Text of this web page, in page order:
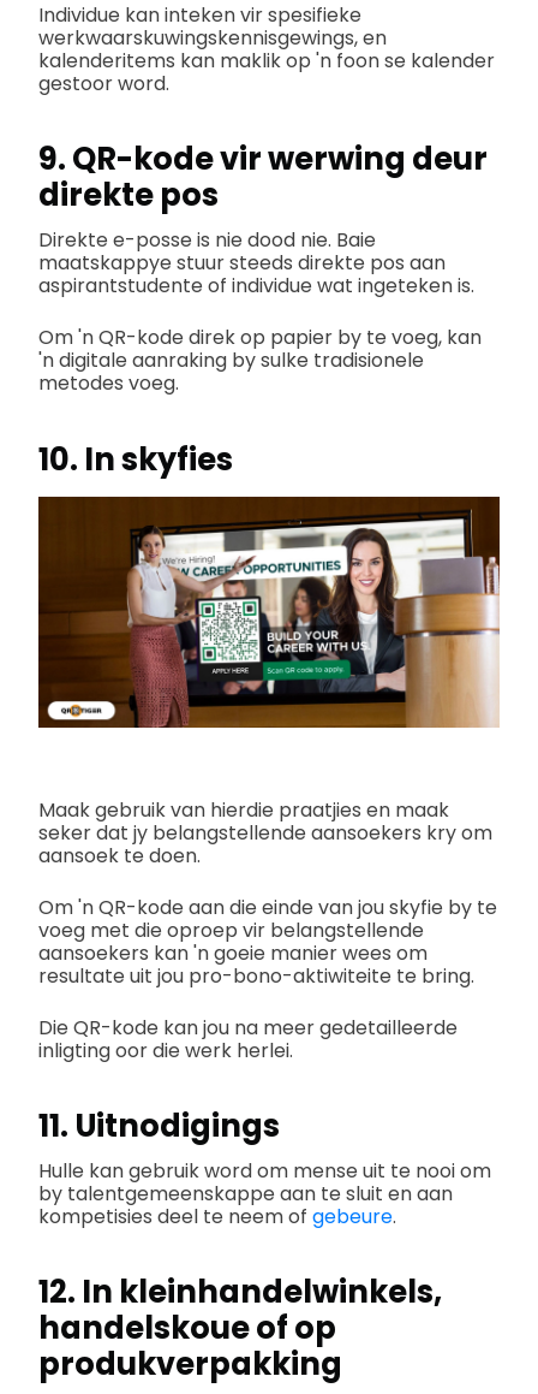
Individue kan inteken vir spesifieke
werkwaarskuwingskennisgewings, en
kalenderitems kan maklik op 'n foon se kalender
gestoor word.
9. QR-kode vir werwing deur
direkte pos
Direkte e-posse is nie dood nie. Baie
maatskappye stuur steeds direkte pos aan
aspirantstudente of individue wat ingeteken is.
Om 'n QR-kode direk op papier by te voeg, kan
'n digitale aanraking by sulke tradisionele
metodes voeg.
10. In skyfies
Maak gebruik van hierdie praatjies en maak
seker dat jy belangstellende aansoekers kry om
aansoek te doen.
Om 'n QR-kode aan die einde van jou skyfie by te
voeg met die oproep vir belangstellende
aansoekers kan 'n goeie manier wees om
resultate uit jou pro-bono-aktiwiteite te bring.
Die QR-kode kan jou na meer gedetailleerde
inligting oor die werk herlei.
11. Uitnodigings
Hulle kan gebruik word om mense uit te nooi om
by talentgemeenskappe aan te sluit en aan
kompetisies deel te neem of gebeure.
12. In kleinhandelwinkels,
handelskoue of op
produkverpakking